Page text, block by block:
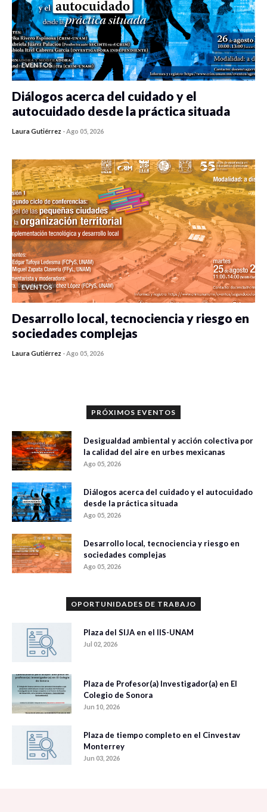
EVENTOS
Diálogos acerca del cuidado y el
autocuidado desde la práctica situada
Laura Gutiérrez -Ago 05, 2026
EVENTOS
Desarrollo local, tecnociencia y riesgo en
sociedades complejas
Laura Gutiérrez -Ago 05, 2026
PRÓXIMOS EVENTOS
Desigualdad ambiental y acción colectiva por
la calidad del aire en urbes mexicanas
Ago 05, 2026
Diálogos acerca del cuidado y el autocuidado
desde la práctica situada
Ago 05, 2026
Desarrollo local, tecnociencia y riesgo en
sociedades complejas
Ago 05, 2026
OPORTUNIDADES DE TRABAJO
Plaza del SIJA en el IIS-UNAM
Jul 02, 2026
Plaza de Profesor(a) Investigador(a) en El
Colegio de Sonora
Jun 10, 2026
Plaza de tiempo completo en el Cinvestav
Monterrey
Jun 03, 2026